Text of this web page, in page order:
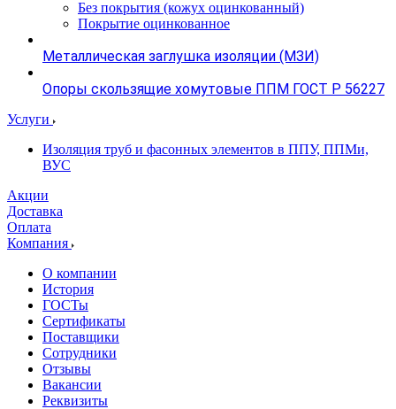
Без покрытия (кожух оцинкованный)
Покрытие оцинкованное
Металлическая заглушка изоляции (МЗИ)
Опоры скользящие хомутовые ППМ ГОСТ Р 56227
Услуги
Изоляция труб и фасонных элементов в ППУ, ППМи,
ВУС
Акции
Доставка
Оплата
Компания
О компании
История
ГОСТы
Сертификаты
Поставщики
Сотрудники
Отзывы
Вакансии
Реквизиты